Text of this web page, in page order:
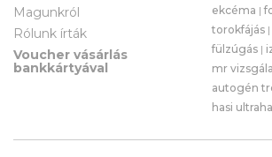
Magunkról
Rólunk írták
Voucher vásárlás
bankkártyával
ekcéma |
torokfájás |
fülzúgás |
mr
autogén
hasi